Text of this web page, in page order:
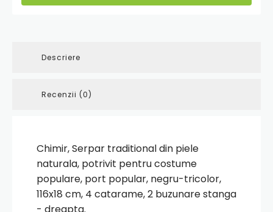
Descriere
Recenzii (0)
Chimir, Serpar traditional din piele
naturala, potrivit pentru costume
populare, port popular, negru-tricolor,
116x18 cm, 4 catarame, 2 buzunare stanga